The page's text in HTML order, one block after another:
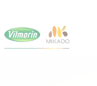
main
content